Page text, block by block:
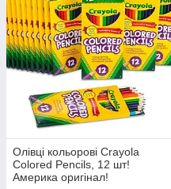
Олівці кольорові Crayola
Colored Pencils, 12 шт!
Америка оригінал!